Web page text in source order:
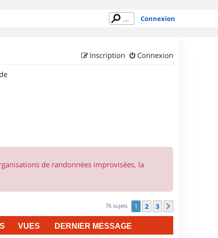
Connexion
Connexion
Inscription
de randonnées improvisées, la
76 sujets 1 2 3
VUES DERNIER MESSAGE